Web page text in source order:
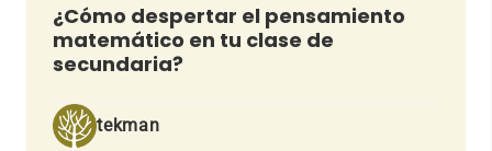
¿Cómo despertar el pensamiento
matemático en tu clase de
secundaria?
tekman